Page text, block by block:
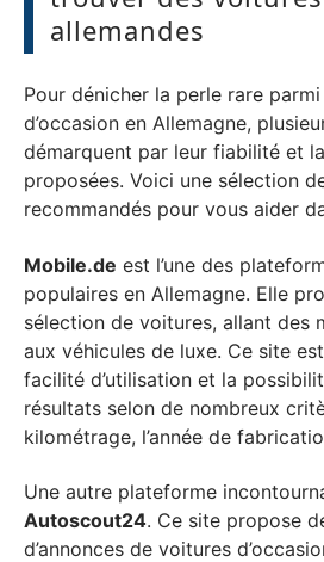
allemandes
Pour dénicher la perle rare
d’occasion en Allemagne,
démarquent par leur fiabilité et
proposées. Voici une sélection
recommandés pour vous aider
Mobile.de est l’une des
populaires en Allemagne. Elle
sélection de voitures, allant des
aux véhicules de luxe. Ce site
facilité d’utilisation et la
résultats selon de nombreux
kilométrage, l’année de
Une autre plateforme
Autoscout24. Ce site propose
d’annonces de voitures